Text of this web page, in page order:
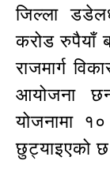
जिल्ला
करोड रुपैयाँ
राजमार्ग
आयोजना
योजनामा
छुट्याइएको